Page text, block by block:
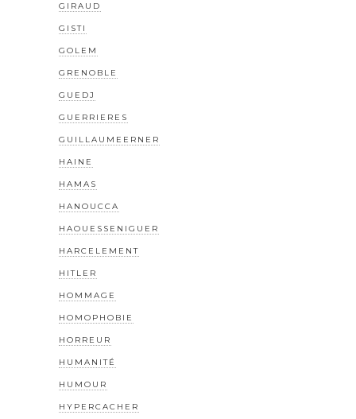
GIRAUD
GISTI
GOLEM
GRENOBLE
GUEDJ
GUERRIERES
GUILLAUMEERNER
HAINE
HAMAS
HANOUCCA
HAOUESSENIGUER
HARCELEMENT
HITLER
HOMMAGE
HOMOPHOBIE
HORREUR
HUMANITÉ
HUMOUR
HYPERCACHER